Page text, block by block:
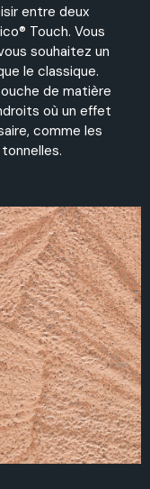
entre deux
Touch. Vous
souhaitez un
le classique.
de matière
où un effet
comme les